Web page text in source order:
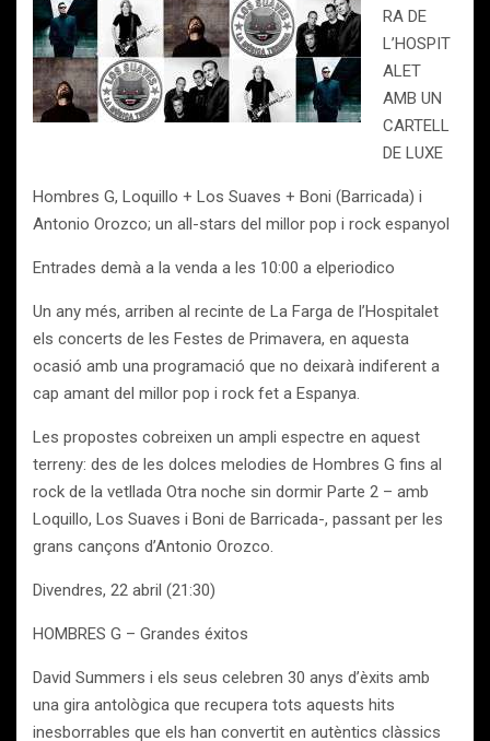
RA DE
L’HOSPIT
ALET
AMB UN
CARTELL
DE LUXE
Hombres G, Loquillo + Los Suaves + Boni (Barricada) i
Antonio Orozco; un all-stars del millor pop i rock espanyol
Entrades demà a la venda a les 10:00 a elperiodico
Un any més, arriben al recinte de La Farga de l’Hospitalet
els concerts de les Festes de Primavera, en aquesta
ocasió amb una programació que no deixarà indiferent a
cap amant del millor pop i rock fet a Espanya.
Les propostes cobreixen un ampli espectre en aquest
terreny: des de les dolces melodies de Hombres G fins al
rock de la vetllada Otra noche sin dormir Parte 2 – amb
Loquillo, Los Suaves i Boni de Barricada-, passant per les
grans cançons d’Antonio Orozco.
Divendres, 22 abril (21:30)
HOMBRES G – Grandes éxitos
David Summers i els seus celebren 30 anys d’èxits amb
una gira antològica que recupera tots aquests hits
inesborrables que els han convertit en autèntics clàssics